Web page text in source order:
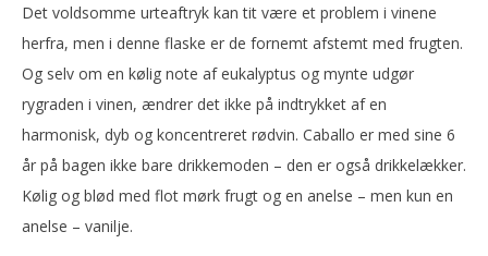
Det voldsomme urteaftryk kan tit være et problem i vinene
herfra, men i denne flaske er de fornemt afstemt med frugten.
Og selv om en kølig note af eukalyptus og mynte udgør
rygraden i vinen, ændrer det ikke på indtrykket af en
harmonisk, dyb og koncentreret rødvin. Caballo er med sine 6
år på bagen ikke bare drikkemoden – den er også drikkelækker.
Kølig og blød med flot mørk frugt og en anelse – men kun en
anelse – vanilje.